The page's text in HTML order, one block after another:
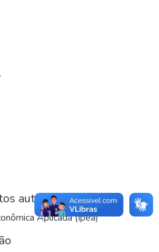
autorais
Aplicada (Ipea)